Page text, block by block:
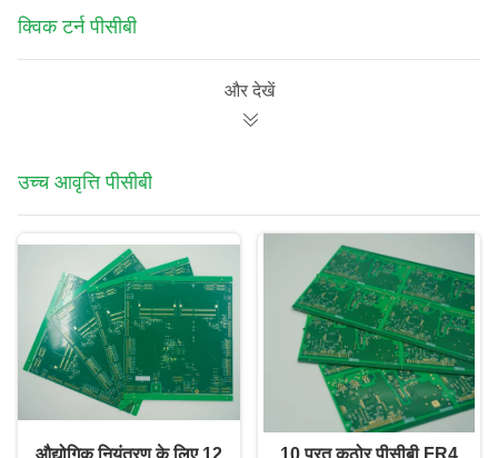
क्विक टर्न पीसीबी
और देखें
उच्च आवृत्ति पीसीबी
औद्योगिक नियंत्रण के लिए 12
10 परत कठोर पीसीबी FR4